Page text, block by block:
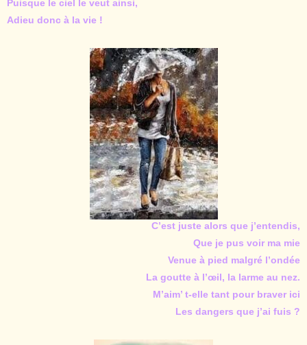
Puisque le ciel le veut ainsi,
Adieu donc à la vie !
C’est juste alors que j’entendis,
Que je pus voir ma mie
Venue à pied malgré l’ondée
La goutte à l’œil, la larme au nez.
M’aim’ t-elle tant pour braver ici
Les dangers que j’ai fuis ?